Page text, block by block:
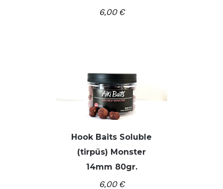
6,00€
Hook Baits Soluble
(tirpūs) Monster
14mm 80gr.
6,00€